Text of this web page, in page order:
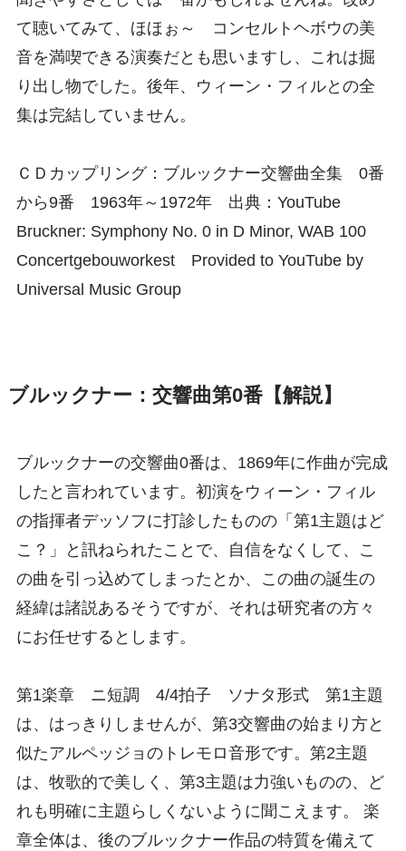
て聴いてみて、ほほぉ～ コンセルトヘボウの美
音を満喫できる演奏だとも思いますし、これは掘
り出し物でした。後年、ウィーン・フィルとの全
集は完結していません。
ＣＤカップリング：ブルックナー交響曲全集 0番
から9番 1963年～1972年 出典：YouTube
Bruckner: Symphony No. 0 in D Minor, WAB 100
Concertgebouworkest Provided to YouTube by
Universal Music Group
ブルックナー：交響曲第0番【解説】
ブルックナーの交響曲0番は、1869年に作曲が完成
したと言われています。初演をウィーン・フィル
の指揮者デッソフに打診したものの「第1主題はど
こ？」と訊ねられたことで、自信をなくして、こ
の曲を引っ込めてしまったとか、この曲の誕生の
経緯は諸説あるそうですが、それは研究者の方々
にお任せするとします。
第1楽章 ニ短調 4/4拍子 ソナタ形式 第1主題
は、はっきりしませんが、第3交響曲の始まり方と
似たアルペッジョのトレモロ音形です。第2主題
は、牧歌的で美しく、第3主題は力強いものの、ど
れも明確に主題らしくないように聞こえます。 楽
章全体は、後のブルックナー作品の特質を備えて